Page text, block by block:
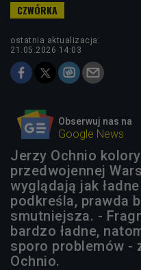
ostatnia aktualizacja:
21.05.2026 14:03
Obserwuj nas na
Google News
Jerzy Ochnio
przedwojennej
wyglądają jak
podkreśla, prawda
smutniejsza. -
bardzo ładne,
sporo problemów -
Ochnio.